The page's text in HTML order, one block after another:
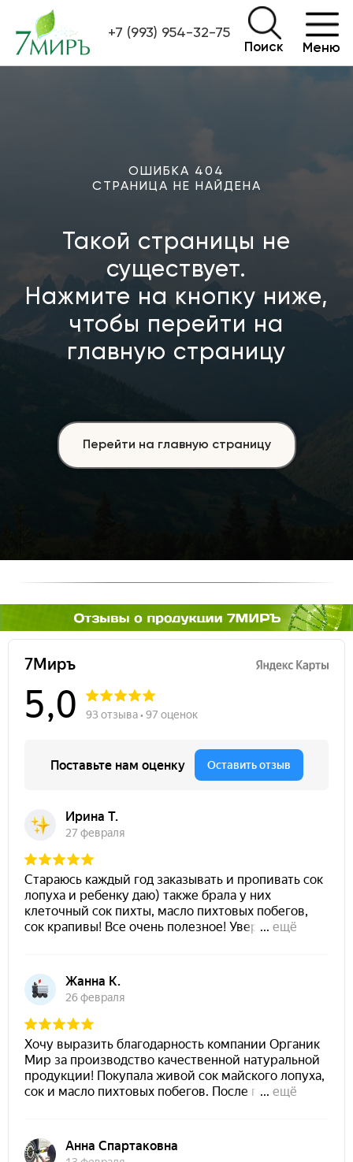
Меню
Поиск
ОШИБКА 404
СТРАНИЦА НЕ НАЙДЕНА
Такой страницы не
существует.
Нажмите на кнопку ниже,
чтобы перейти на
главную страницу
Перейти на главную страницу